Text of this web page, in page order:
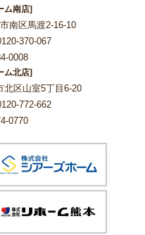
ム南店]
南区馬渡2-16-10
370-067
0008
ム北店]
区山室5丁目6-20
772-662
0770